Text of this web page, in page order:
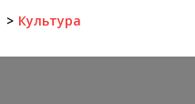
Культура